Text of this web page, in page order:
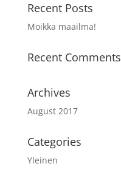
Recent Posts
Moikka maailma!
Recent Comments
Archives
August 2017
Categories
Yleinen